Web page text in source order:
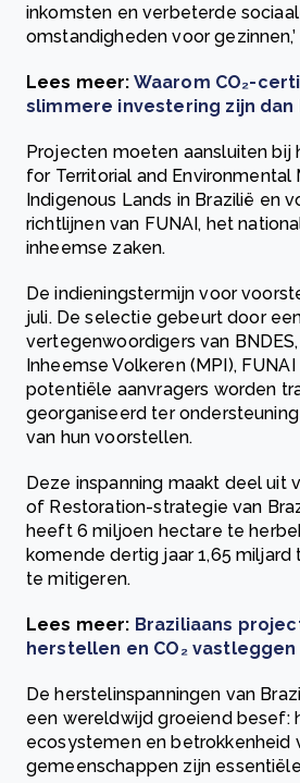
inkomsten en verbeterde
omstandigheden voor
Lees meer: Waarom CO₂-
slimmere investering zijn dan
Projecten moeten aansluiten bij
for Territorial and
Indigenous Lands in Brazilië en
richtlijnen van FUNAI, het
inheemse zaken.
De indieningstermijn voor
juli. De selectie gebeurt door
vertegenwoordigers van
Inheemse Volkeren (MPI),
potentiële aanvragers worden
georganiseerd ter
van hun voorstellen.
Deze inspanning maakt deel uit
of Restoration-strategie van
heeft 6 miljoen hectare te
komende dertig jaar 1,65 miljard
te mitigeren.
Lees meer: Braziliaans
herstellen en CO₂ vastleggen
De herstelinspanningen van
een wereldwijd groeiend besef:
ecosystemen en betrokkenheid
gemeenschappen zijn